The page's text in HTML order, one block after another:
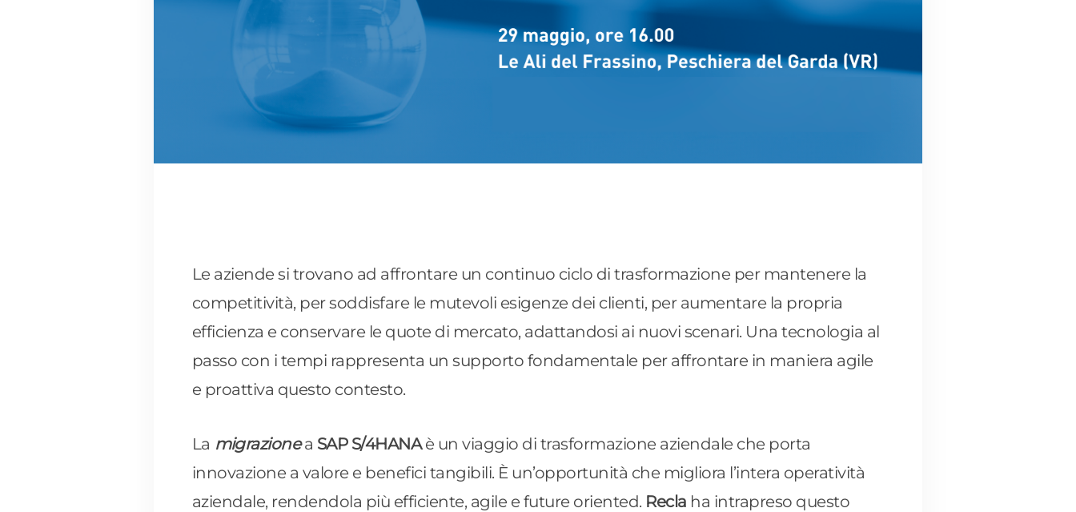
Le aziende si trovano ad affrontare un continuo ciclo di trasformazione per mantenere la
competitività, per soddisfare le mutevoli esigenze dei clienti, per aumentare la propria
efficienza e conservare le quote di mercato, adattandosi ai nuovi scenari. Una tecnologia al
passo con i tempi rappresenta un supporto fondamentale per affrontare in maniera agile
e proattiva questo contesto.
La migrazionea SAP S/4HANAè un viaggio di trasformazione aziendale che porta
innovazione a valore e benefici tangibili. È un’opportunità che migliora l’intera operatività
aziendale, rendendola più efficiente, agile e future oriented. Recla ha intrapreso questo